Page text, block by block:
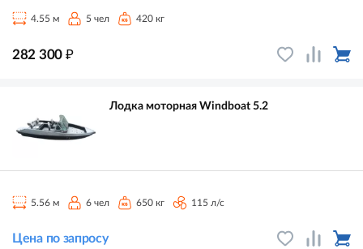
4.55 м 5 чел 420 кг
282 300 ₽
Лодка моторная Windboat 5.2
5.56 м 6 чел 650 кг 115 л/с
Цена по запросу